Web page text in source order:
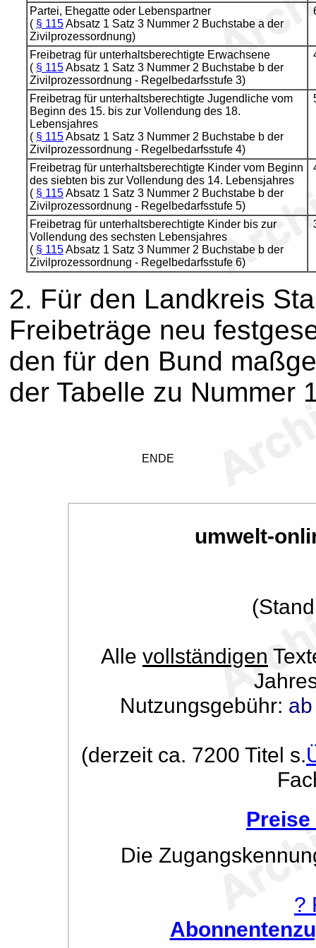
Partei, Ehegatte oder Lebenspartner
( § 115Absatz 1 Satz 3 Nummer 2 Buchstabe a der
Zivilprozessordnung)
Freibetrag für unterhaltsberechtigte Erwachsene
( § 115Absatz 1 Satz 3 Nummer 2 Buchstabe b der
Zivilprozessordnung - Regelbedarfsstufe 3)
Freibetrag für unterhaltsberechtigte Jugendliche vom
Beginn des 15. bis zur Vollendung des 18.
Lebensjahres
( § 115Absatz 1 Satz 3 Nummer 2 Buchstabe b der
Zivilprozessordnung - Regelbedarfsstufe 4)
Freibetrag für unterhaltsberechtigte Kinder vom Beginn
des siebten bis zur Vollendung des 14. Lebensjahres
( § 115Absatz 1 Satz 3 Nummer 2 Buchstabe b der
Zivilprozessordnung - Regelbedarfsstufe 5)
Freibetrag für unterhaltsberechtigte Kinder bis zur
Vollendung des sechsten Lebensjahres
( § 115Absatz 1 Satz 3 Nummer 2 Buchstabe b der
Zivilprozessordnung - Regelbedarfsstufe 6)
2. Für den Landkreis
Freibeträge neu
den für den Bund
der Tabelle zu Nummer
ENDE
umwelt-
Alle vollständigen
Nutzungsgebühr:
(derzeit ca. 7200 Titel s.
Die
?